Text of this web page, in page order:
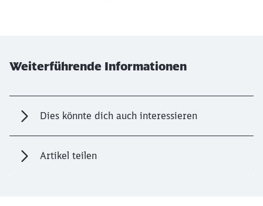
Weiterführende Informationen
Dies könnte dich auch interessieren
Artikel teilen